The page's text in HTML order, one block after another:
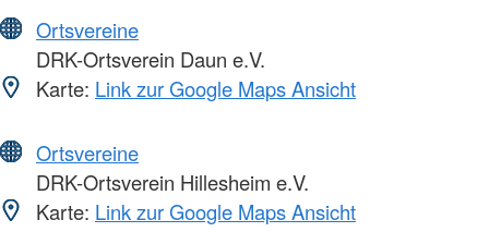
Ortsvereine
DRK-Ortsverein Daun e.V.
Karte: Link zur Google Maps Ansicht
Ortsvereine
DRK-Ortsverein Hillesheim e.V.
Karte: Link zur Google Maps Ansicht